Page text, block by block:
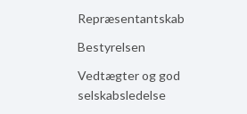
Repræsentantskab
Bestyrelsen
Vedtægter og god
selskabsledelse